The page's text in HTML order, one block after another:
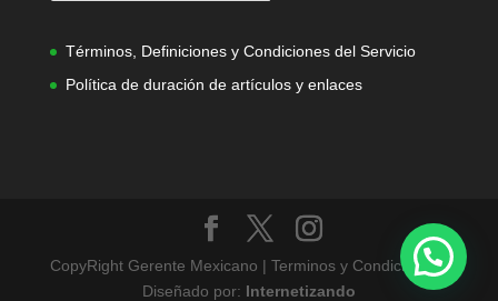
Términos, Definiciones y Condiciones del Servicio
Política de duración de artículos y enlaces
CopyRight Gerente Mexicano | Terminos y Condiciones |
Diseñado por: Internetizando